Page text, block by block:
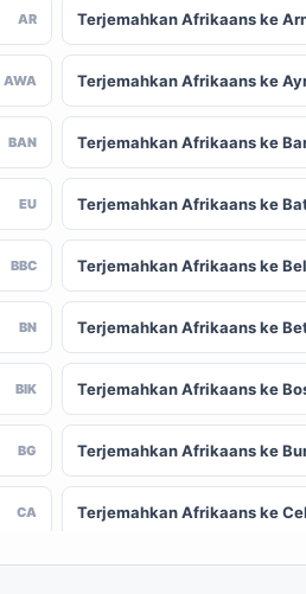
AR Terjemahkan Afrikaans ke
AWA Terjemahkan Afrikaans ke
BAN Terjemahkan Afrikaans ke
EU Terjemahkan Afrikaans ke
BBC Terjemahkan Afrikaans ke
BN Terjemahkan Afrikaans ke
BIK Terjemahkan Afrikaans ke
BG Terjemahkan Afrikaans ke
CA Terjemahkan Afrikaans ke
Terjemahkan Afrikaans ke